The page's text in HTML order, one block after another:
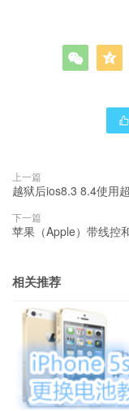
 

上一篇
越狱后ios8.3 8.4使用
下一篇
苹果（Apple）带线控
相关推荐